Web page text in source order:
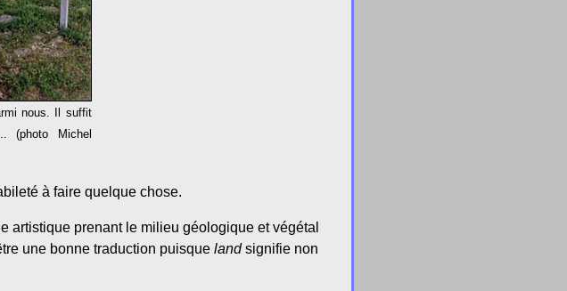
nous. Il suffit
(photo Michel
à faire quelque chose.
artistique prenant le milieu géologique et végétal
une bonne traduction puisque landsignifie non